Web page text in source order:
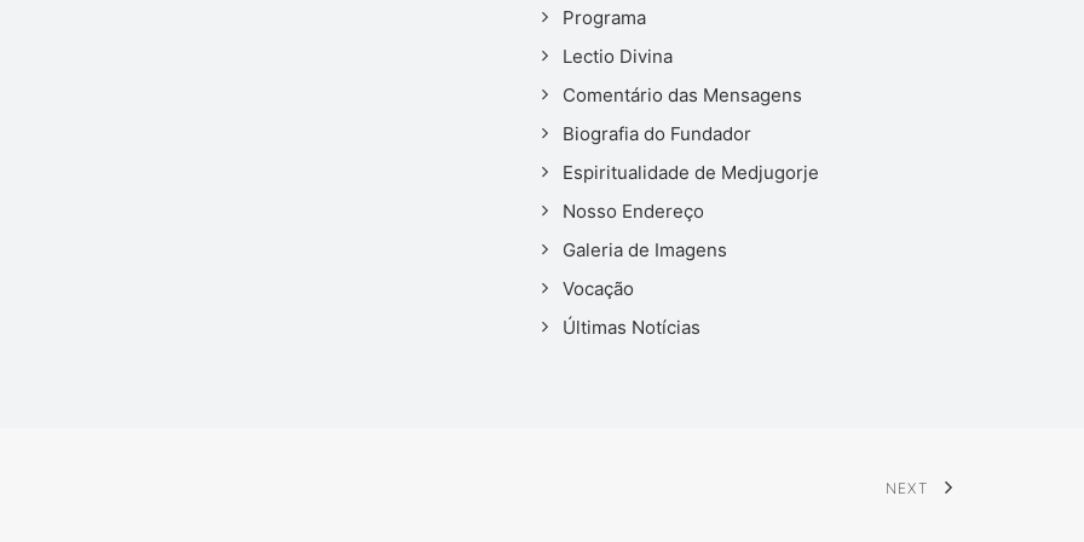
Programa
Lectio Divina
Comentário das Mensagens
Biografia do Fundador
Espiritualidade de Medjugorje
Nosso Endereço
Galeria de Imagens
Vocação
Últimas Notícias
NEXT